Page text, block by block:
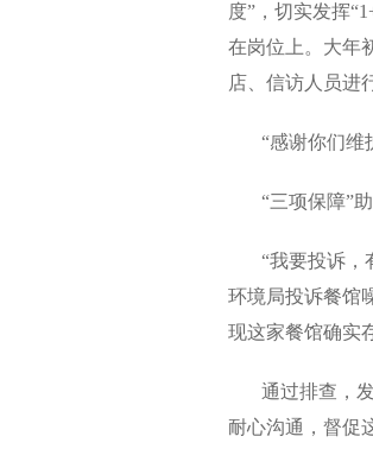
度”，切实发挥
在岗位上。大年
店、信访人员进
“感谢你们维护
“三项保障”助
“我要投诉，有
环境局投诉餐馆
现这家餐馆确实
通过排查，发
耐心沟通，督促